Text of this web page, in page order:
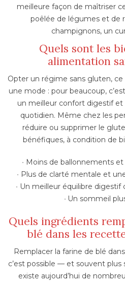
meilleure façon de maîtriser
poêlée de légumes et de
champignons, un
Quels sont les
alimentation
Opter un régime sans gluten, ce
une mode : pour beaucoup,
un meilleur confort digestif
quotidien. Même chez les
réduire ou supprimer le
bénéfiques, à condition de
Moins de ballonnements
Plus de clarté mentale et
Un meilleur équilibre digestif
Un sommeil
Quels ingrédients
blé dans les
Remplacer la farine de blé
c’est possible — et souvent plus
existe aujourd’hui de